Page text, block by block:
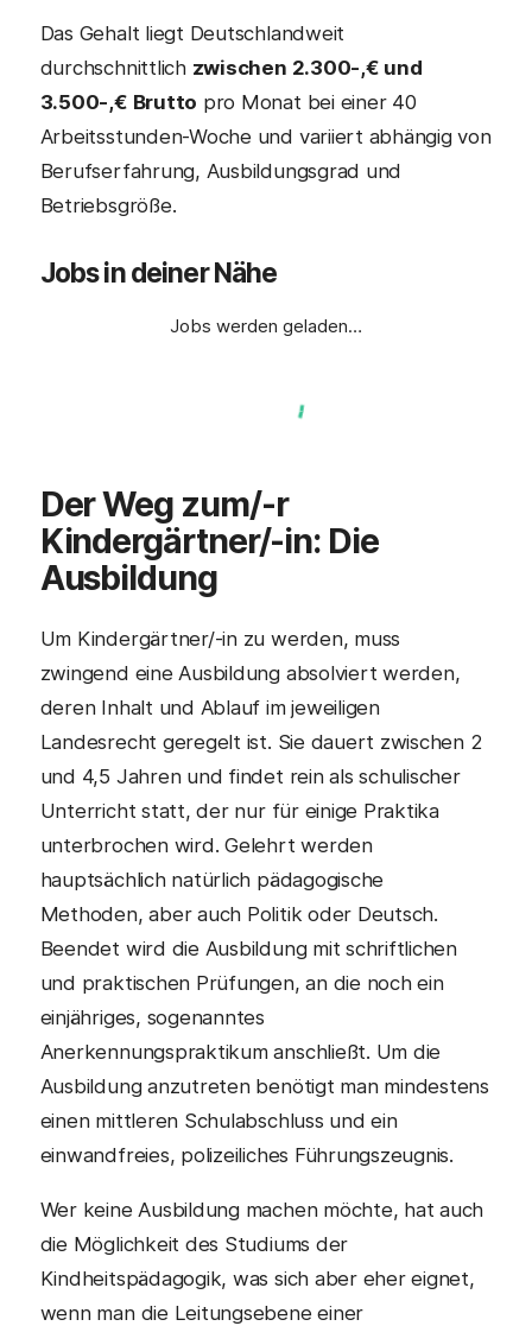
Das Gehalt liegt Deutschlandweit
durchschnittlich zwischen 2.300-,€ und
3.500-,€ Brutto pro Monat bei einer 40
Arbeitsstunden-Woche und variiert abhängig von
Berufserfahrung, Ausbildungsgrad und
Betriebsgröße.
Jobs in deiner Nähe
Jobs werden geladen…
Der Weg zum/-r
Kindergärtner/-in: Die
Ausbildung
Um Kindergärtner/-in zu werden, muss
zwingend eine Ausbildung absolviert werden,
deren Inhalt und Ablauf im jeweiligen
Landesrecht geregelt ist. Sie dauert zwischen 2
und 4,5 Jahren und findet rein als schulischer
Unterricht statt, der nur für einige Praktika
unterbrochen wird. Gelehrt werden
hauptsächlich natürlich pädagogische
Methoden, aber auch Politik oder Deutsch.
Beendet wird die Ausbildung mit schriftlichen
und praktischen Prüfungen, an die noch ein
einjähriges, sogenanntes
Anerkennungspraktikum anschließt. Um die
Ausbildung anzutreten benötigt man mindestens
einen mittleren Schulabschluss und ein
einwandfreies, polizeiliches Führungszeugnis.
Wer keine Ausbildung machen möchte, hat auch
die Möglichkeit des Studiums der
Kindheitspädagogik, was sich aber eher eignet,
wenn man die Leitungsebene einer